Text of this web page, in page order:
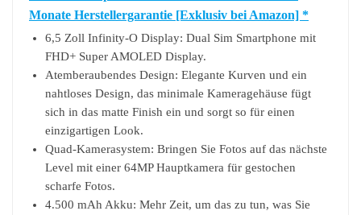
Monate Herstellergarantie [Exklusiv bei Amazon] *
6,5 Zoll Infinity-O Display: Dual Sim Smartphone mit
FHD+ Super AMOLED Display.
Atemberaubendes Design: Elegante Kurven und ein
nahtloses Design, das minimale Kameragehäuse fügt
sich in das matte Finish ein und sorgt so für einen
einzigartigen Look.
Quad-Kamerasystem: Bringen Sie Fotos auf das nächste
Level mit einer 64MP Hauptkamera für gestochen
scharfe Fotos.
4.500 mAh Akku: Mehr Zeit, um das zu tun, was Sie